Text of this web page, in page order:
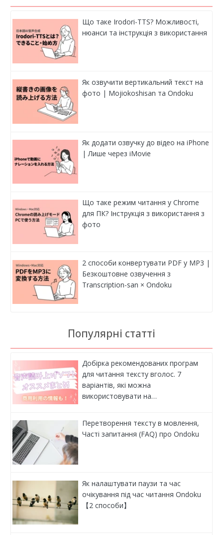
Що таке Irodori-TTS? Можливості,
нюанси та інструкція з використання
Як озвучити вертикальний текст на
фото | Mojiokoshisan та Ondoku
Як додати озвучку до відео на iPhone
| Лише через iMovie
Що таке режим читання у Chrome
для ПК? Інструкція з використання з
фото
2 способи конвертувати PDF у MP3 |
Безкоштовне озвучення з
Transcription-san × Ondoku
Популярні статті
Добірка рекомендованих програм
для читання тексту вголос. 7
варіантів, які можна
використовувати на…
Перетворення тексту в мовлення,
Часті запитання (FAQ) про Ondoku
Як налаштувати паузи та час
очікування під час читання Ondoku
【2 способи】